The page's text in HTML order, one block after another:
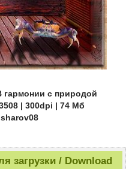
гармонии с природой
| 300dpi | 74 Мб
загрузки / Download